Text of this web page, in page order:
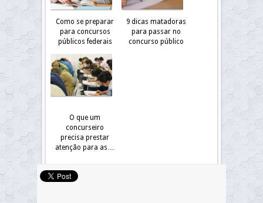
Como se preparar
para concursos
públicos federais
9 dicas matadoras
para passar no
concurso público
O que um
concurseiro
precisa prestar
atenção para as…